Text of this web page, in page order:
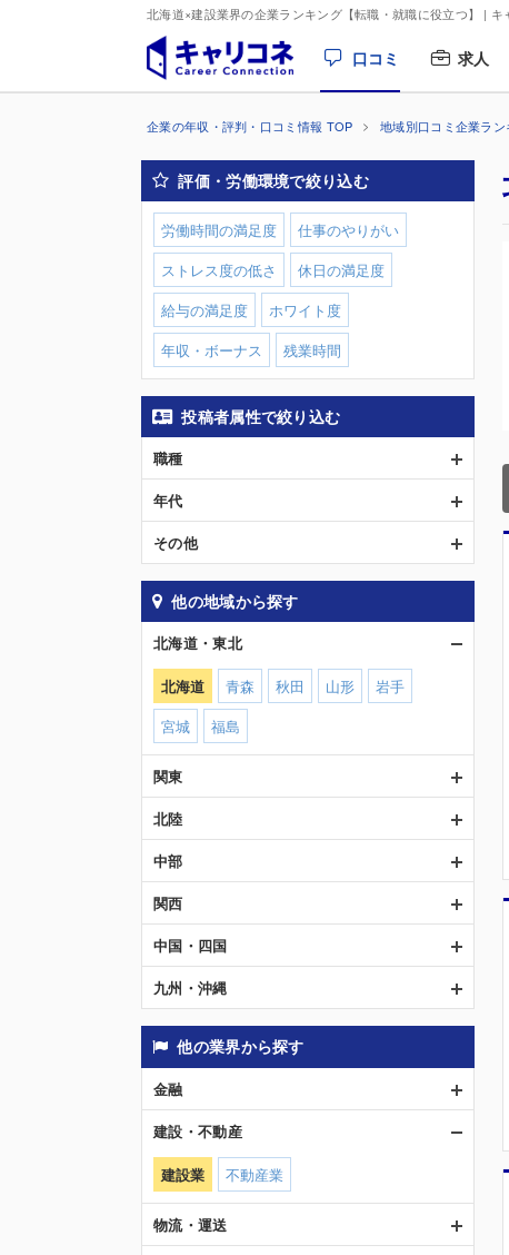
北海道×建設業界の企業ランキング【転職・就職に役立つ】 | キ
口コミ 求人
企業の年収・評判・口コミ情報 TOP 地域別口コミ企業ラ
評価・労働環境で絞り込む
労働時間の満足度
仕事のやりがい
ストレス度の低さ
休日の満足度
給与の満足度
ホワイト度
年収・ボーナス
残業時間
投稿者属性で絞り込む
職種
年代
その他
他の地域から探す
北海道・東北
北海道 青森 秋田 山形
岩手
宮城
福島
関東
北陸
中部
関西
中国・四国
九州・沖縄
他の業界から探す
金融
建設・不動産
建設業 不動産業
物流・運送